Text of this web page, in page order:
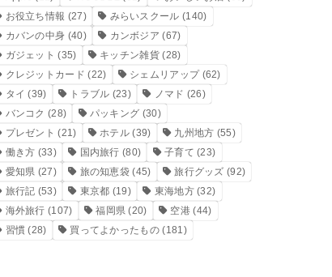
お役立ち情報 (27) みらいスクール (140)
カバンの中身 (40) カンボジア (67)
ガジェット (35) キッチン雑貨 (28)
クレジットカード (22) シェムリアップ(62)
タイ (39) トラブル (23) ノマド (26)
バンコク (28) パッキング (30)
プレゼント (21) ホテル (39) 九州地方 (55)
働き方 (33) 国内旅行 (80) 子育て (23)
愛知県 (27) 旅の知恵袋 (45) 旅行グッズ (92)
旅行記 (53) 東京都 (19) 東海地方(32)
海外旅行 (107) 福岡県 (20) 空港(44)
習慣 (28) 買ってよかったもの (181)